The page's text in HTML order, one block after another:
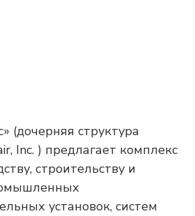
(дочерняя структура
Inc. ) предлагает комплекс
строительству и
установок, систем